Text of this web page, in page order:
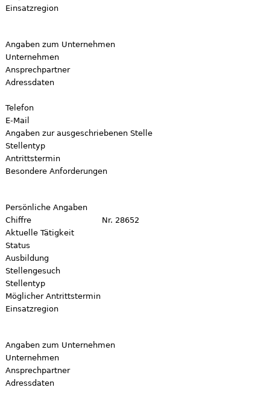
Einsatzregion
Angaben zum Unternehmen
Unternehmen
Ansprechpartner
Adressdaten
Telefon
E-Mail
Angaben zur ausgeschriebenen Stelle
Stellentyp
Antrittstermin
Besondere Anforderungen
Persönliche Angaben
Chiffre
Nr. 28652
Aktuelle Tätigkeit
Status
Ausbildung
Stellengesuch
Stellentyp
Möglicher Antrittstermin
Einsatzregion
Angaben zum Unternehmen
Unternehmen
Ansprechpartner
Adressdaten